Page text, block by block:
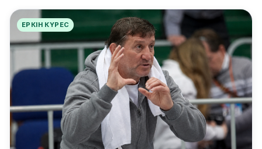
ЕРКІН КҮРЕС